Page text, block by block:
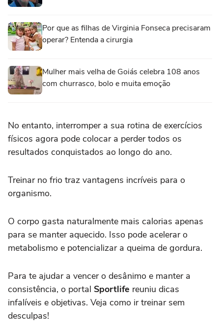
Por que as filhas de Virginia Fonseca precisaram
operar? Entenda a cirurgia
Mulher mais velha de Goiás celebra 108 anos
com churrasco, bolo e muita emoção
No entanto, interromper a sua rotina de exercícios
físicos agora pode colocar a perder todos os
resultados conquistados ao longo do ano.
Treinar no frio traz vantagens incríveis para o
organismo.
O corpo gasta naturalmente mais calorias apenas
para se manter aquecido. Isso pode acelerar o
metabolismo e potencializar a queima de gordura.
Para te ajudar a vencer o desânimo e manter a
consistência, o portal Sportlife reuniu dicas
infalíveis e objetivas. Veja como ir treinar sem
desculpas!